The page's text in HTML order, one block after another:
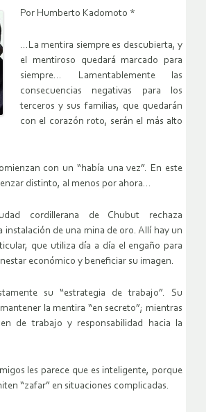
Por Humberto Kadomoto *
…La mentira siempre es descubierta, y
el mentiroso quedará marcado para
siempre… Lamentablemente las
consecuencias negativas para los
terceros y sus familias, que quedarán
con el corazón roto, serán el más alto
con un “había una vez”. En este
distinto, al menos por ahora…
cordillerana de Chubut rechaza
instalación de una mina de oro. Allí hay un
que utiliza día a día el engaño para
económico y beneficiar su imagen.
su “estrategia de trabajo”. Su
la mentira “en secreto”; mientras
de trabajo y responsabilidad hacia la
les parece que es inteligente, porque
“zafar” en situaciones complicadas.